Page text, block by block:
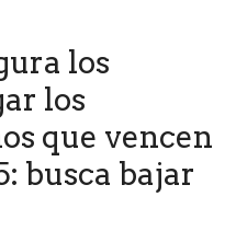
los
los
que vencen
busca bajar